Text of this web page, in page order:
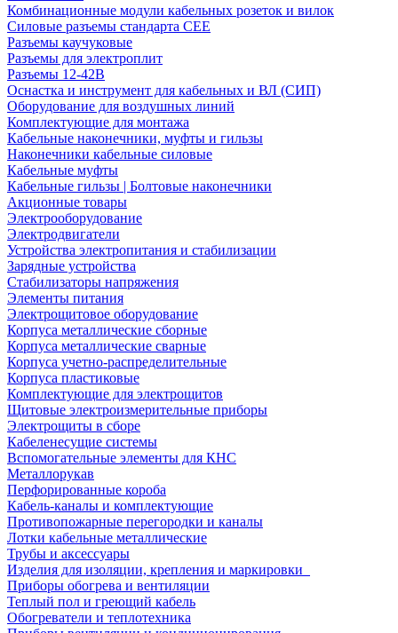
Комбинационные модули кабельных розеток и вилок
Силовые разъемы стандарта CEE
Разъемы каучуковые
Разъемы для электроплит
Разъемы 12-42В
Оснастка и инструмент для кабельных и ВЛ (СИП)
Оборудование для воздушных линий
Комплектующие для монтажа
Кабельные наконечники, муфты и гильзы
Наконечники кабельные силовые
Кабельные муфты
Кабельные гильзы | Болтовые наконечники
Акционные товары
Электрооборудование
Электродвигатели
Устройства электропитания и стабилизации
Зарядные устройства
Стабилизаторы напряжения
Элементы питания
Электрощитовое оборудование
Корпуса металлические сборные
Корпуса металлические сварные
Корпуса учетно-распределительные
Корпуса пластиковые
Комплектующие для электрощитов
Щитовые электроизмерительные приборы
Электрощиты в сборе
Кабеленесущие системы
Вспомогательные элементы для КНС
Металлорукав
Перфорированные короба
Кабель-каналы и комплектующие
Противопожарные перегородки и каналы
Лотки кабельные металлические
Трубы и аксессуары
Изделия для изоляции, крепления и маркировки
Приборы обогрева и вентиляции
Теплый пол и греющий кабель
Обогреватели и теплотехника